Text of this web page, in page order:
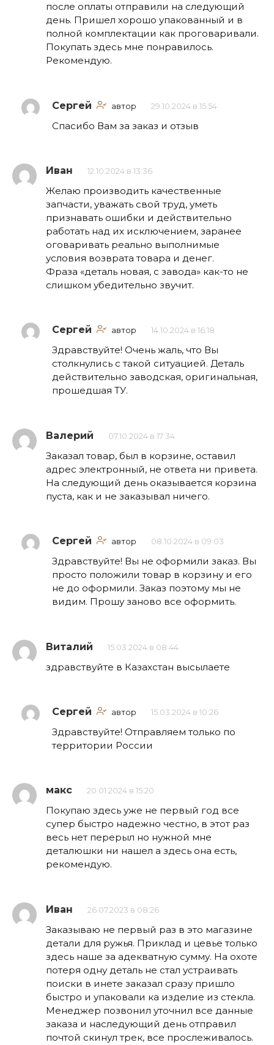
после оплаты отправили на следующий
день. Пришел хорошо упакованный и в
полной комплектации как проговаривали.
Покупать здесь мне понравилось.
Рекомендую.
Сергей автор 29.10.2024 в 15:54
Спасибо Вам за заказ и отзыв
Иван 12.10.2024 в 13:36
Желаю производить качественные
запчасти, уважать свой труд, уметь
признавать ошибки и действительно
работать над их исключением, заранее
оговаривать реально выполнимые
условия возврата товара и денег.
Фраза «деталь новая, с завода» как-то не
слишком убедительно звучит.
Сергей автор 14.10.2024 в 16:18
Здравствуйте! Очень жаль, что Вы
столкнулись с такой ситуацией. Деталь
действительно заводская, оригинальная,
прошедшая ТУ.
Валерий 07.10.2024 в 17:34
Заказал товар, был в корзине, оставил
адрес электронный, не ответа ни привета.
На следующий день оказывается корзина
пуста, как и не заказывал ничего.
Сергей автор 08.10.2024 в 09:03
Здравствуйте! Вы не оформили заказ. Вы
просто положили товар в корзину и его
не до оформили. Заказ поэтому мы не
видим. Прошу заново все оформить.
Виталий 15.03.2024 в 08:44
здравствуйте в Казахстан высылаете
Сергей автор 15.03.2024 в 10:26
Здравствуйте! Отправляем только по
территории России
макс 20.01.2024 в 15:20
Покупаю здесь уже не первый год все
супер быстро надежно честно, в этот раз
весь нет перерыл но нужной мне
деталюшки ни нашел а здесь она есть,
рекомендую.
Иван 26.07.2023 в 08:26
Заказываю не первый раз в это магазине
детали для ружья. Приклад и цевье только
здесь наше за адекватную сумму. На охоте
потеря одну деталь не стал устраивать
поиски в инете заказал сразу пришло
быстро и упаковали ка изделие из стекла.
Менеджер позвонил уточнил все данные
заказа и наследующий день отправил
почтой скинул трек, все прослеживалось.